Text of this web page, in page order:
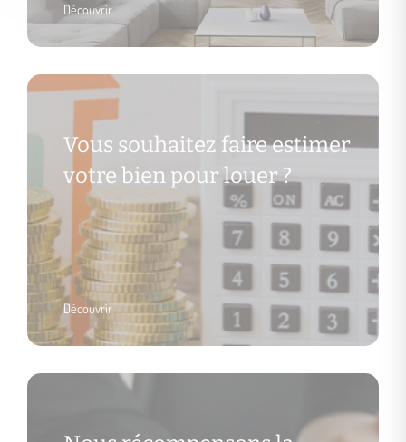
Découvrir
Vous souhaitez faire estimer
votre bien pour louer ?
Découvrir